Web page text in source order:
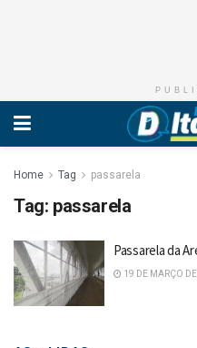
Home Tag passarela
Tag: passarela
Passarela da
19 DE MARÇO